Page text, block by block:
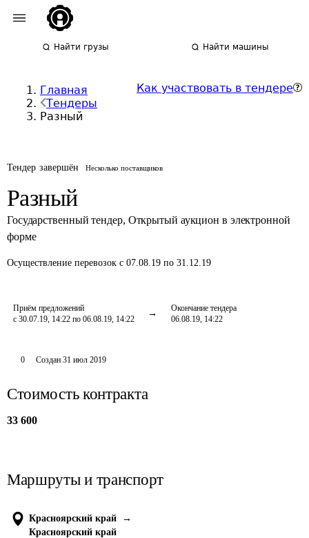
Найти грузы Найти машины
Главная
Тендеры
Разный
Как участвовать в тендере
Тендер завершён Несколько поставщиков
Разный
Государственный тендер, Открытый аукцион в электронной
форме
Осуществление перевозок с 07.08.19 по 31.12.19
Приём предложений
с 30.07.19, 14:22 по 06.08.19, 14:22
Окончание тендера
06.08.19, 14:22
0 Создан 31 июл 2019
Стоимость контракта
33 600
Маршруты и транспорт
Красноярский край
→
Красноярский край